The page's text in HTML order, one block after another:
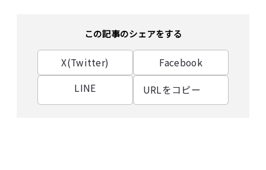
この記事のシェアをする
X(Twitter)
Facebook
LINE
URLをコピー